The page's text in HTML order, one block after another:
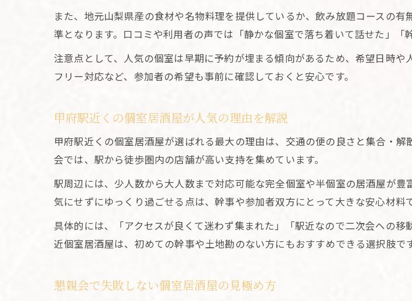
懇親会に最適な甲府の
接待向け個室居酒屋で
甲府市で快適懇親会を叶える
個室居酒屋の席タイプ
甲府の個室居酒屋で予算
飲み放題付き個室居酒
甲府の個室居酒屋で地元
大人数対応の個室居酒
大人数でも安心な甲府個室居
また、地元山梨県産の食材や名物料理を提供しているか、飲み放題コースの
準となります。口コミや利用者の声では「静かな個室で落ち着いて話せた」「
注意点として、人気の個室は早期に予約が埋まる傾向があるため、希望日時
フリー対応など、参加者の希望も事前に確認しておくと安心です。
甲府駅近くの個室居酒屋が人気の理由を解説
甲府駅近くの個室居酒屋が選ばれる最大の理由は、交通の便の良さと集合・
会では、駅から徒歩圏内の店舗が高い支持を集めています。
駅周辺には、少人数から大人数まで対応可能な完全個室や半個室の居酒屋が
気にせずにゆっくり過ごせる点は、幹事や参加者双方にとって大きな安心材料で
具体的には、「アクセスが良くて迷わず集まれた」「駅近なので二次会への
近個室居酒屋は、初めての幹事や土地勘のない方にもおすすめできる選択肢です
懇親会で失敗しない個室居酒屋の見極め方